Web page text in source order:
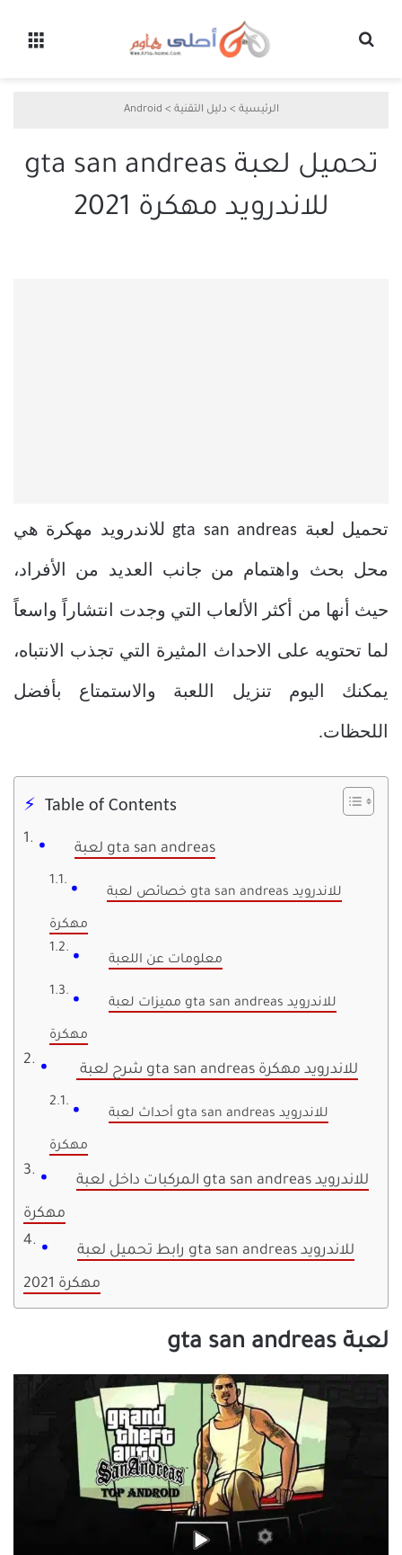
الرئيسية > دليل التقنية >
Android
تحميل لعبة gta san andreas
للاندرويد مهكرة 2021
تحميل لعبة gta san andreas للاندرويد مهكرة هي
محل بحث واهتمام من جانب العديد من الأفراد،
حيث أنها من أكثر الألعاب التي وجدت انتشاراً واسعاً
لما تحتويه على الاحداث المثيرة التي تجذب الانتباه،
يمكنك اليوم تنزيل اللعبة والاستمتاع بأفضل
اللحظات.
Table of Contents
لعبة gta san andreas
خصائص لعبة gta san andreas للاندرويد
مهكرة
معلومات عن اللعبة
مميزات لعبة gta san andreas للاندرويد
مهكرة
شرح لعبة gta san andreas للاندرويد مهكرة
أحداث لعبة gta san andreas للاندرويد
مهكرة
المركبات داخل لعبة gta san andreas للاندرويد
مهكرة
رابط تحميل لعبة gta san andreas للاندرويد
مهكرة 2021
لعبة gta san andreas